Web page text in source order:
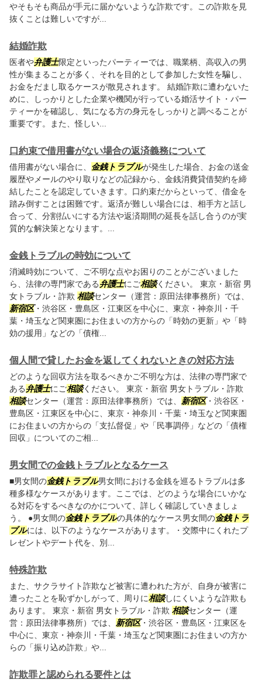
やそもそも商品が手元に届かないような詐欺です。この詐欺を見
抜くことは難しいですが...
結婚詐欺
医者や弁護士限定といったパーティーでは、職業柄、高収入の男
性が集まることが多く、それを目的として参加した女性を騙し、
お金をだまし取るケースが散見されます。 結婚詐欺に遭わないた
めに、しっかりとした企業や機関が行っている婚活サイト・パー
ティーかを確認し、気になる方の身元をしっかりと調べることが
重要です。また、怪しい...
口約束で借用書がない場合の返済義務について
借用書がない場合に、 金銭トラブルが発生した場合、お金の送金
履歴やメールのやり取りなどの記録から、金銭消費貸借契約を締
結したことを認定していきます。口約束だからといって、借金を
踏み倒すことは困難です。返済が難しい場合には、相手方と話し
合って、分割払いにする方法や返済期間の延長を話し合うのが実
質的な解決策となります。...
金銭トラブルの時効について
消滅時効について、ご不明な点やお困りのことがございました
ら、法律の専門家である弁護士にご相談ください。 東京・新宿 男
女トラブル・詐欺 相談センター（運営：原田法律事務所）では、
新宿区・渋谷区・豊島区・江東区を中心に、東京・神奈川・千
葉・埼玉など関東圏にお住まいの方からの「時効の更新」や「時
効の援用」などの「債権...
個人間で貸したお金を返してくれないときの対応方法
どのような回収方法を取るべきかご不明な方は、法律の専門家で
ある弁護士にご相談ください。 東京・新宿 男女トラブル・詐欺
相談センター（運営：原田法律事務所）では、 新宿区・渋谷区・
豊島区・江東区を中心に、東京・神奈川・千葉・埼玉など関東圏
にお住まいの方からの「支払督促」や「民事調停」などの「債権
回収」についてのご相...
男女間での金銭トラブルとなるケース
■男女間の金銭トラブル男女間における金銭を巡るトラブルは多
種多様なケースがあります。ここでは、どのような場合にいかな
る対応をするべきなのかについて、詳しく確認していきましょ
う。 ●男女間の金銭トラブルの具体的なケース男女間の金銭トラ
ブルには、以下のようなケースがあります。・交際中にくれたプ
レゼントやデート代を、別...
特殊詐欺
また、サクラサイト詐欺など被害に遭われた方が、自身が被害に
遭ったことを恥ずかしがって、周りに相談しにくいような詐欺も
あります。 東京・新宿 男女トラブル・詐欺 相談センター（運
営：原田法律事務所）では、 新宿区・渋谷区・豊島区・江東区を
中心に、東京・神奈川・千葉・埼玉など関東圏にお住まいの方か
らの「振り込め詐欺」や...
詐欺罪と認められる要件とは